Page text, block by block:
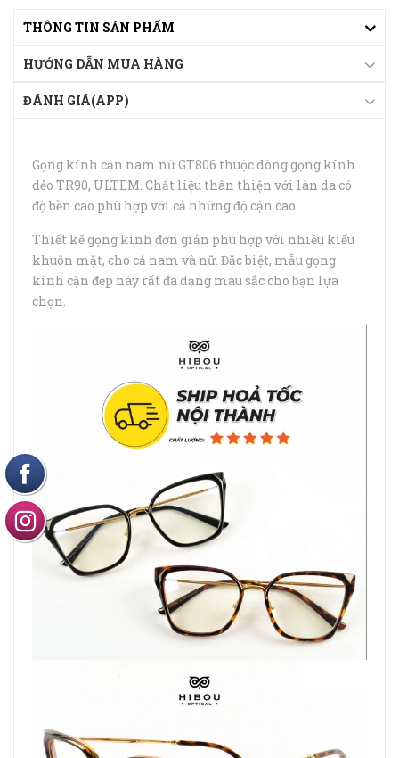
THÔNG TIN SẢN PHẨM
HƯỚNG DẪN MUA HÀNG
ĐÁNH GIÁ(APP)
Gọng kính cận nam nữ GT806 thuộc dòng gọng kính
dẻo TR90, ULTEM. Chất liệu thân thiện với làn da có
độ bền cao phù hợp với cả những độ cận cao.
Thiết kế gọng kính đơn giản phù hợp với nhiều kiểu
khuôn mặt, cho cả nam và nữ. Đặc biệt, mẫu gọng
kính cận đẹp này rất đa dạng màu sắc cho bạn lựa
chọn.